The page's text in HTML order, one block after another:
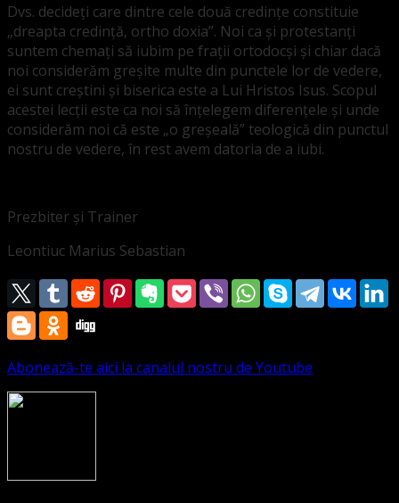
Dvs. decideți care dintre cele două credințe constituie
„dreapta credință, ortho doxia”. Noi ca și protestanți
suntem chemați să iubim pe frații ortodocși și chiar dacă
noi considerăm greșite multe din punctele lor de vedere,
ei sunt creștini și biserica este a Lui Hristos Isus. Scopul
acestei lecții este ca noi să înțelegem diferențele și unde
considerăm noi că este „o greșeală” teologică din punctul
nostru de vedere, în rest avem datoria de a iubi.
Prezbiter și Trainer
Leontiuc Marius Sebastian
Abonează-te aici la canalul nostru de Youtube